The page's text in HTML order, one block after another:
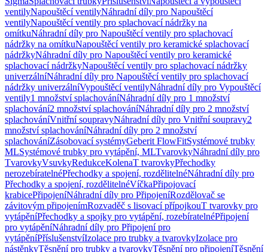
ventilyNapouštěcí ventilyNáhradní díly pro Napouštěcí
ventilyNapouštěcí ventily pro splachovací nádržky na
omítkuNáhradní díly pro Napouštěcí ventily pro splachovací
nádržky na omítkuNapouštěcí ventily pro keramické splachovací
nádržkyNáhradní díly pro Napouštěcí ventily pro keramické
splachovací nádržkyNapouštěcí ventily pro splachovací nádržky
univerzálníNáhradní díly pro Napouštěcí ventily pro splachovací
nádržky univerzálníVypouštěcí ventilyNáhradní díly pro Vypouštěcí
ventily1 množství splachováníNáhradní díly pro 1 množství
splachování2 množství splachováníNáhradní díly pro 2 množství
splachováníVnitřní soupravyNáhradní díly pro Vnitřní soupravy2
množství splachováníNáhradní díly pro 2 množství
splachováníZásobovací systémyGeberit FlowFitSystémové trubky
MLSystémové trubky pro vytápění, MLTvarovkyNáhradní díly pro
TvarovkyVsuvkyRedukceKolenaT tvarovkyPřechodky
nerozebíratelnéPřechodky a spojení, rozdělitelnéNáhradní díly pro
Přechodky a spojení, rozdělitelnéVíčkaPřipojovací
krabicePřipojeníNáhradní díly pro PřipojeníRozdělovač se
závitovým připojenímRozvaděč s lisovací přípojkouT tvarovky pro
vytápěníPřechodky a spojky pro vytápění, rozebíratelnéPřipojení
pro vytápěníNáhradní díly pro Připojení pro
vytápěníPříslušenstvíIzolace pro trubky a tvarovkyIzolace pro
nástěnkyTěsnění pro trubky a tvarovkyTěsnění pro připojeníTěsnění